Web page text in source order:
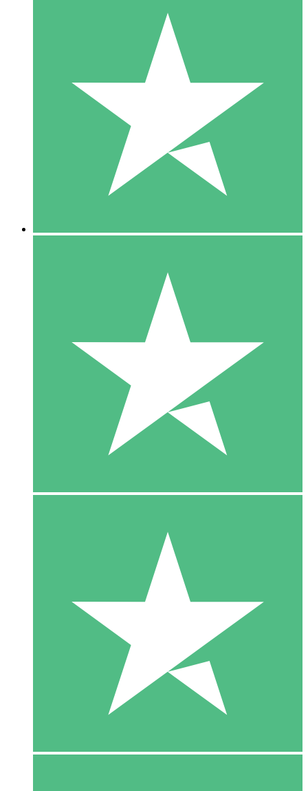
Individuelle Credit-Pakete
Zahlen Sie nach Bedarf mit Download-Credits. Keine
monatliche Verpflichtung erforderlich.
10 00
10 Downloads
20 00